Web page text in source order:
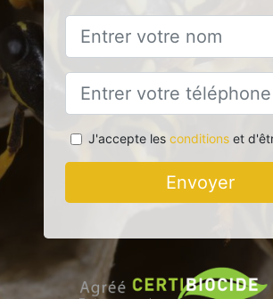
J'accepte les conditionset
Envoyer